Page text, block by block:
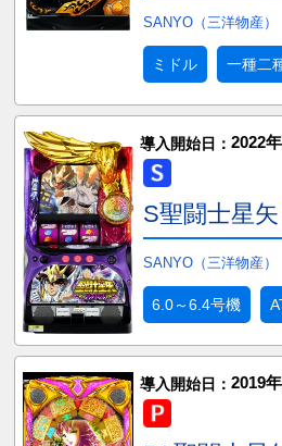
SANYO（三洋物産）
ミドル 一種二
導入開始日： 2022
S聖闘士星
SANYO（三洋物産）
6.0～6.4号機
導入開始日： 2019